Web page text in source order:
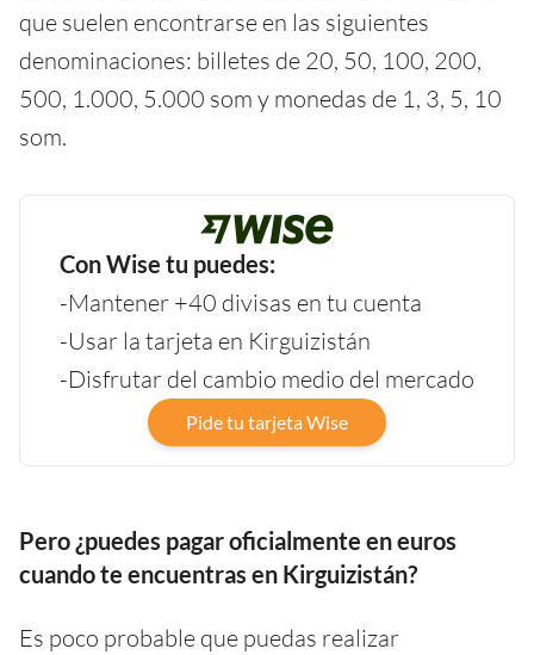
que suelen encontrarse en las siguientes
denominaciones: billetes de 20, 50, 100, 200,
500, 1.000, 5.000 som y monedas de 1, 3, 5, 10
som.
Con Wise tu puedes:
-Mantener +40 divisas en tu cuenta
-Usar la tarjeta en Kirguizistán
-Disfrutar del cambio medio del mercado
Pide tu tarjeta Wise
Pero ¿puedes pagar oficialmente en euros
cuando te encuentras en Kirguizistán?
Es poco probable que puedas realizar